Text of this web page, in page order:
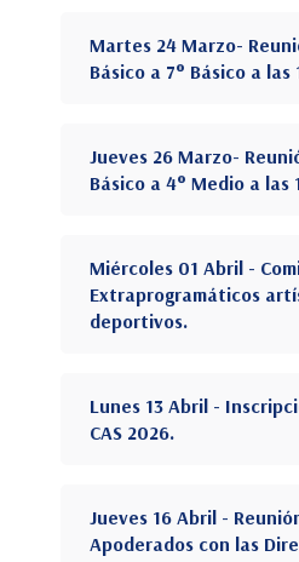
Martes 24 Marzo-
Básico a 7° Básico a las
Jueves 26 Marzo-
Básico a 4° Medio a las
Miércoles 01 Abril -
Extraprogramáticos
deportivos.
Lunes 13 Abril -
CAS 2026.
Jueves 16 Abril -
Apoderados con las